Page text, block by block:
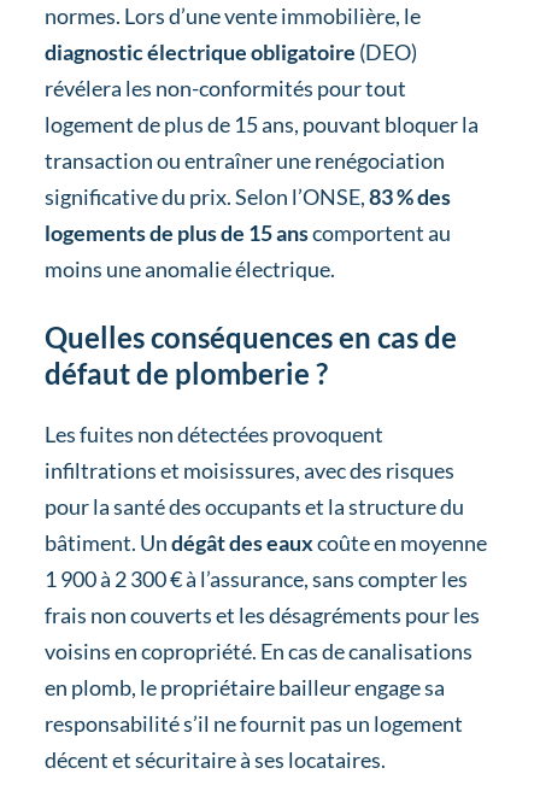
normes. Lors d’une vente immobilière, le
diagnostic électrique obligatoire (DEO)
révélera les non-conformités pour tout
logement de plus de 15 ans, pouvant bloquer la
transaction ou entraîner une renégociation
significative du prix. Selon l’ONSE,83 % des
logements de plus de 15 anscomportent au
moins une anomalie électrique.
Quelles conséquences en cas de
défaut de plomberie ?
Les fuites non détectées provoquent
infiltrations et moisissures, avec des risques
pour la santé des occupants et la structure du
bâtiment. Undégât des eauxcoûte en moyenne
1 900 à 2 300 € à l’assurance, sans compter les
frais non couverts et les désagréments pour les
voisins en copropriété. En cas de canalisations
en plomb, le propriétaire bailleur engage sa
responsabilité s’il ne fournit pas un logement
décent et sécuritaire à ses locataires.